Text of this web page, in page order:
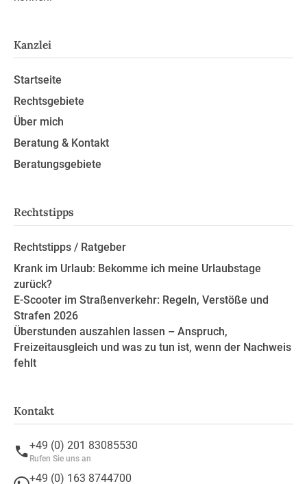
Kanzlei
Startseite
Rechtsgebiete
Über mich
Beratung & Kontakt
Beratungsgebiete
Rechtstipps
Rechtstipps / Ratgeber
Krank im Urlaub: Bekomme ich meine Urlaubstage
zurück?
E-Scooter im Straßenverkehr: Regeln, Verstöße und
Strafen 2026
Überstunden auszahlen lassen – Anspruch,
Freizeitausgleich und was zu tun ist, wenn der Nachweis
fehlt
Kontakt
+49 (0) 201 83085530
Rufen Sie uns an
+49 (0) 163 8744700